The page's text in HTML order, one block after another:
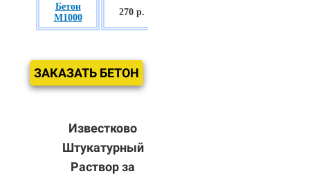
Бетон
М1000
270 р.
ЗАКАЗАТЬ БЕТОН
Известково
Штукатурный
Раствор за